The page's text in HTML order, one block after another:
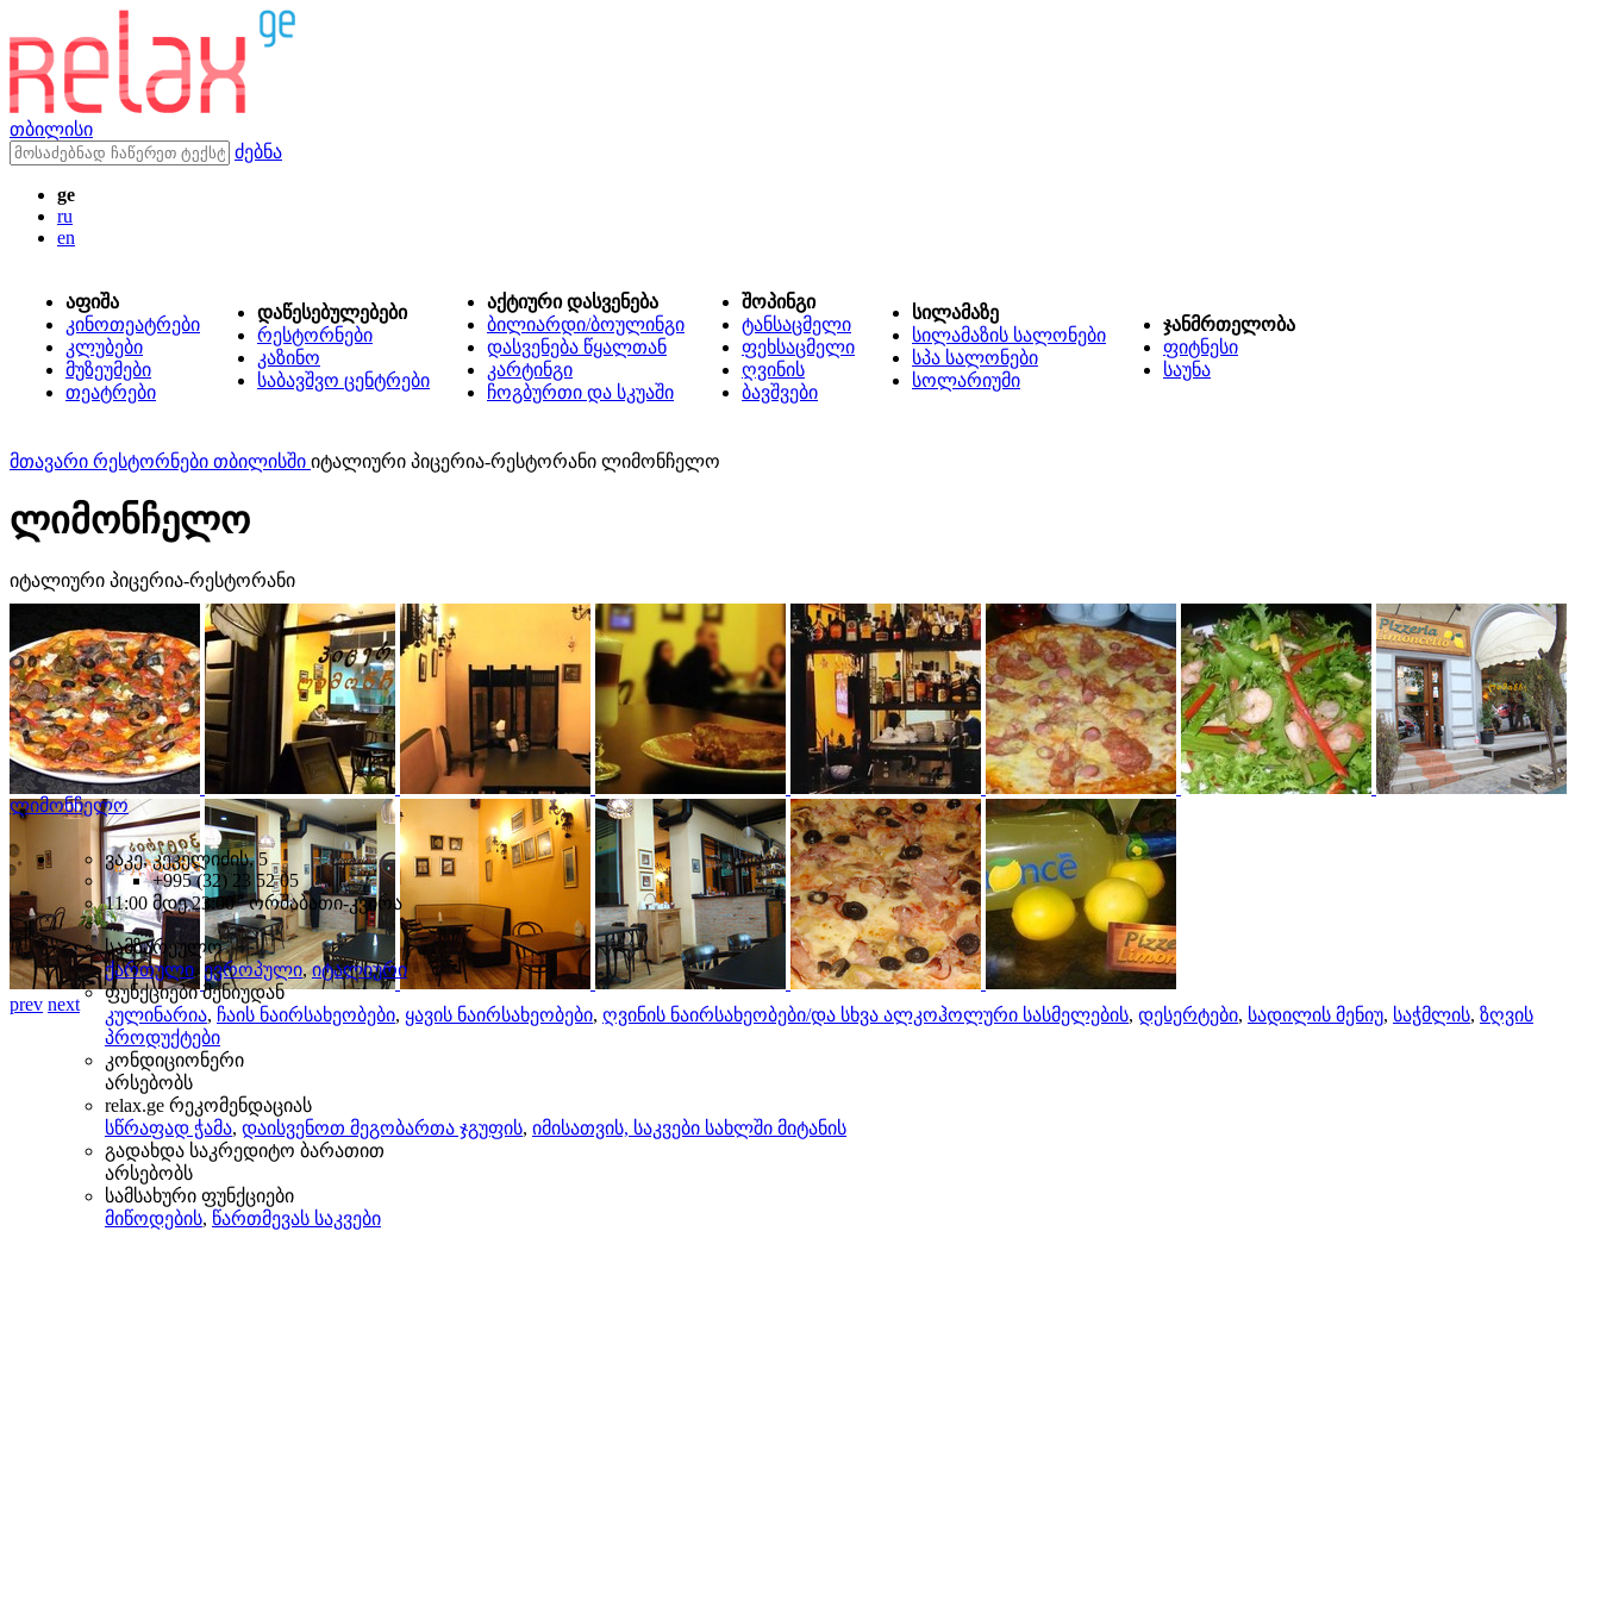
თბილისი
ძებნა
ge
ru
en
აფიშა
კინოთეატრები
კლუბები
მუზეუმები
თეატრები
დაწესებულებები
რესტორნები
კაზინო
საბავშვო ცენტრები
აქტიური დასვენება
ბილიარდი/ბოულინგი
დასვენება წყალთან
კარტინგი
ჩოგბურთი და სკუაში
შოპინგი
ტანსაცმელი
ფეხსაცმელი
ღვინის
ბავშვები
სილამაზე
სილამაზის სალონები
სპა სალონები
სოლარიუმი
ჯანმრთელობა
ფიტნესი
საუნა
მთავარი რესტორნები თბილისში იტალიური პიცერია-რესტორანი ლიმონჩელო
ლიმონჩელო
იტალიური პიცერია-რესტორანი
prev next
ლიმონჩელო
ვაკე, კეკელიძის, 5
+995 (32) 23 52 05
11:00 მდე 23:00 ორშაბათი-კვირა
სამზარეულო
ქართული, ევროპული,იტალიური
ფუნქციები მენიუდან
კულინარია, ჩაის ნაირსახეობები, ყავის ნაირსახეობები, ღვინის ნაირსახეობები/და სხვა ალკოჰოლური სასმელების, დესერტები, სადილის მენიუ, საჭმლის, ზღვის
პროდუქტები
კონდიციონერი
არსებობს
relax.ge რეკომენდაციას
სწრაფად ჭამა, დაისვენოთ მეგობართა ჯგუფის, იმისათვის, საკვები სახლში მიტანის
გადახდა საკრედიტო ბარათით
არსებობს
სამსახური ფუნქციები
მიწოდების, წართმევას საკვები